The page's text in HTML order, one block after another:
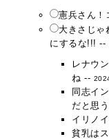
憲兵さん！
大きさじゃ
にするな!!! --
レナウ
ね --
同志イ
だと思
イリノ
貧乳は